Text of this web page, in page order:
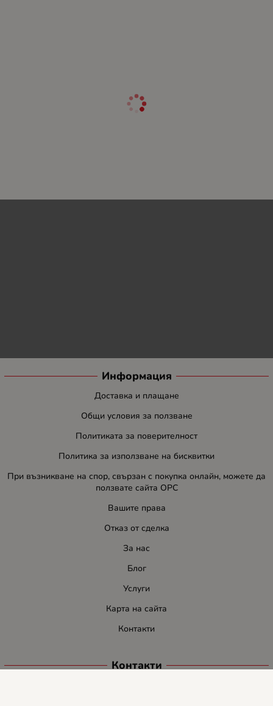
Информация
Доставка и плащане
Общи условия за ползване
Политиката за поверителност
Политика за използване на бисквитки
При възникване на спор, свързан с покупка онлайн, можете да
ползвате сайта ОРС
Вашите права
Отказ от сделка
За нас
Блог
Услуги
Карта на сайта
Контакти
Контакти